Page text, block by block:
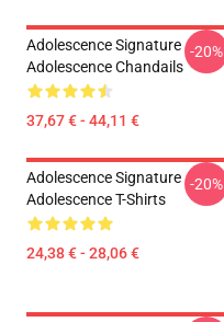
Adolescence Signature
Adolescence Chandails
37,67 € - 44,11 €
-20%
Adolescence Signature
Adolescence T-Shirts
24,38 € - 28,06 €
-20%